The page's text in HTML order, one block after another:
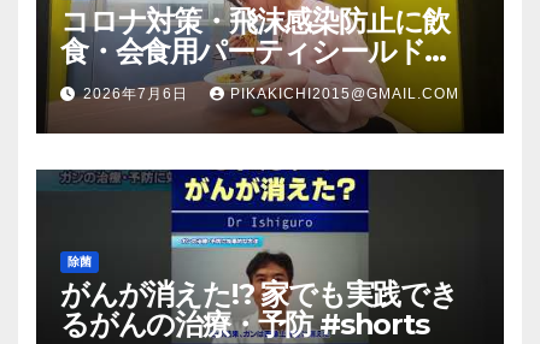
コロナ対策・飛沫感染防止に飲
食・会食用パーティシールド
（マスク会食代替品）ＦＢＣ福井
放送のＴＶ番組での紹介映像
2026年7月6日 PIKAKICHI2015@GMAIL.COM
除菌
がんが消えた!? 家でも実践でき
るがんの治療・予防 #shorts